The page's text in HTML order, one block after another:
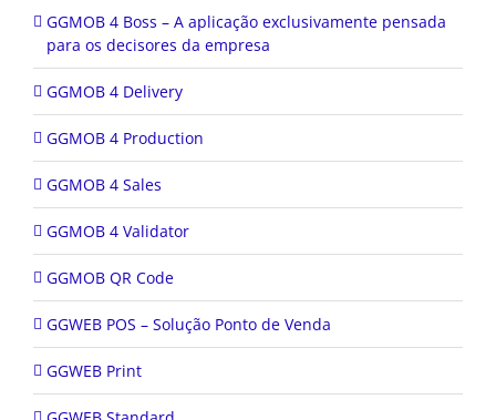
GGMOB 4 Boss – A aplicação exclusivamente pensada
para os decisores da empresa
GGMOB 4 Delivery
GGMOB 4 Production
GGMOB 4 Sales
GGMOB 4 Validator
GGMOB QR Code
GGWEB POS – Solução Ponto de Venda
GGWEB Print
GGWEB Standard